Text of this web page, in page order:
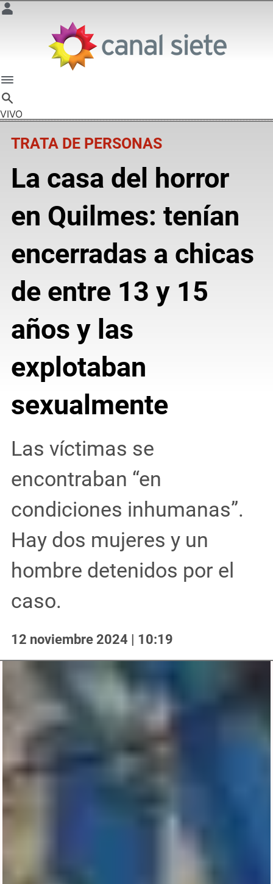
VIVO
TRATA DE PERSONAS
La casa del horror
en Quilmes: tenían
encerradas a chicas
de entre 13 y 15
años y las
explotaban
sexualmente
Las víctimas se
encontraban “en
condiciones inhumanas”.
Hay dos mujeres y un
hombre detenidos por el
caso.
12 noviembre 2024 | 10:19